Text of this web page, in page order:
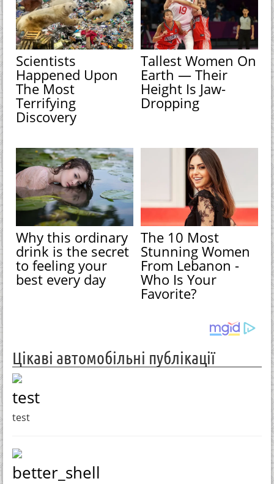
Scientists
Happened Upon
The Most
Terrifying
Discovery
Tallest Women On
Earth — Their
Height Is Jaw-
Dropping
Why this ordinary
drink is the secret
to feeling your
best every day
The 10 Most
Stunning Women
From Lebanon -
Who Is Your
Favorite?
Цікаві автомобільні публікації
test
test
better_shell